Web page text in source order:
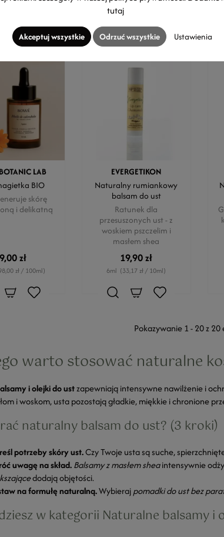
(18,66 zł / 10ml) 15ml (18,66 zł / 10ml)
LAB
BIO
skórę
i delikatną
zł
zł / 100ml)
EVERGETIKON
Naturalny rumiankowy
balsam do ust
Ratunek dla
przesuszonych ust - z
woskiem pszczelim i
masłem shea
19,90 zł
6ml (33,17 zł / 10ml)
Pokazywanie 1 - 20 z
warto stosować naturalne
i olejki do ustzapewniają intensywne nawilżenie i
i woskom, usta pozostają gładkie, miękkie i chronione
naturalny balsam do ust? (3 kroki)
potrzeby skóry ust.Czy Twoje usta są suche,
uwagę na skład.Balsamy z masłem sheaintensywnie
dodają objętości.
na formułę naturalną.Wybierajpomadki do ust bez
w kategorii Naturalne balsamy i
tutaj
Akceptuj wszystkie Odrzuć wszystkie Ustawienia